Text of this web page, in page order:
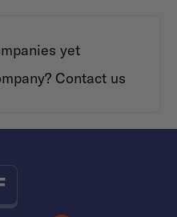
yet
Contact us